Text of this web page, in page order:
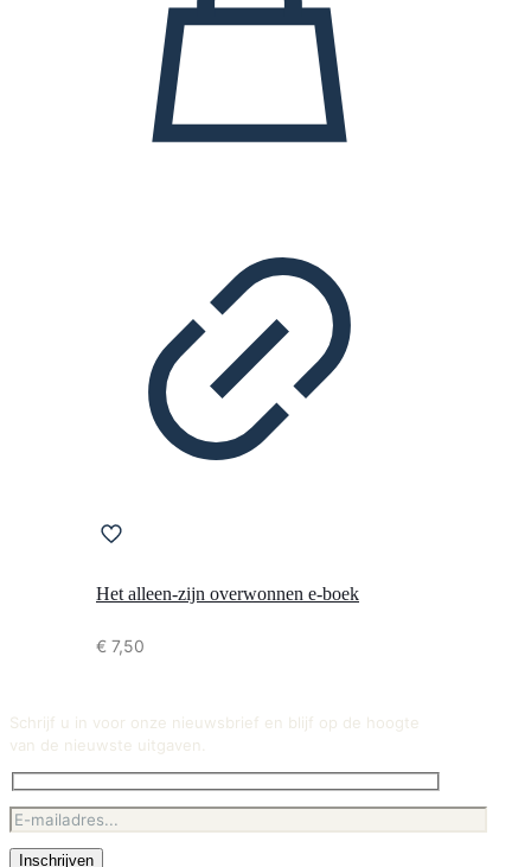
Het alleen-zijn overwonnen e-boek
€ 7,50
Schrijf u in voor onze nieuwsbrief en blijf op de hoogte
van de nieuwste uitgaven.